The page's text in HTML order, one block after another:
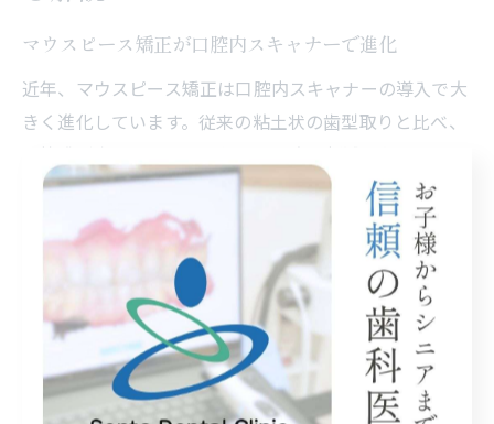
マウスピース矯正が口腔内スキャナーで進化
近年、マウスピース矯正は口腔内スキャナーの導入で大
きく進化しています。従来の粘土状の歯型取りと比べ、
知県の歯科医院でも、患者の負担を最小限に抑えた精密
な矯正治療が広がっています。具体的には、短時間で歯
型データを取得し、治療計画の精度向上や納得のいく説
明が可能です。こうした進化により、快適さと安心感を
両立した治療が実現しています。
精密な歯型データで安心の矯正治療が可能